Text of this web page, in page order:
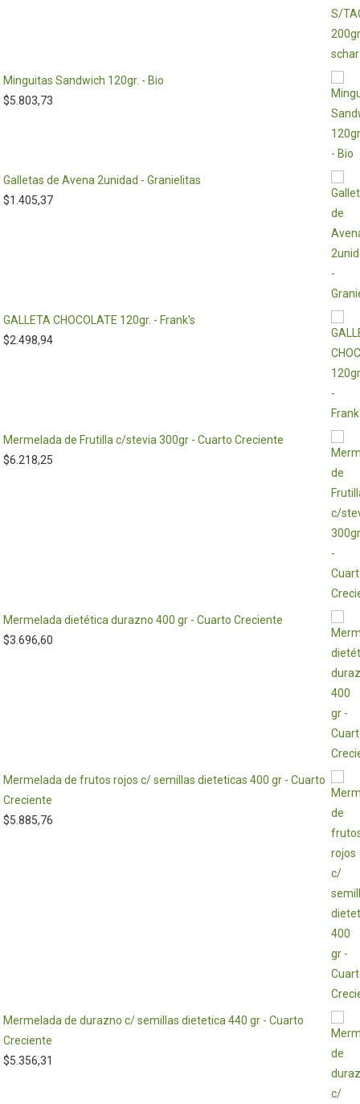
Minguitas Sandwich 120gr. - Bio
$5.803,73
Galletas de Avena 2unidad - Granielitas
$1.405,37
GALLETA CHOCOLATE 120gr. - Frank's
$2.498,94
Mermelada de Frutilla c/stevia 300gr - Cuarto Creciente
$6.218,25
Mermelada dietética durazno 400 gr - Cuarto Creciente
$3.696,60
Mermelada de frutos rojos c/ semillas dieteticas 400 gr - Cuarto
Creciente
$5.885,76
Mermelada de durazno c/ semillas dietetica 440 gr - Cuarto
Creciente
$5.356,31